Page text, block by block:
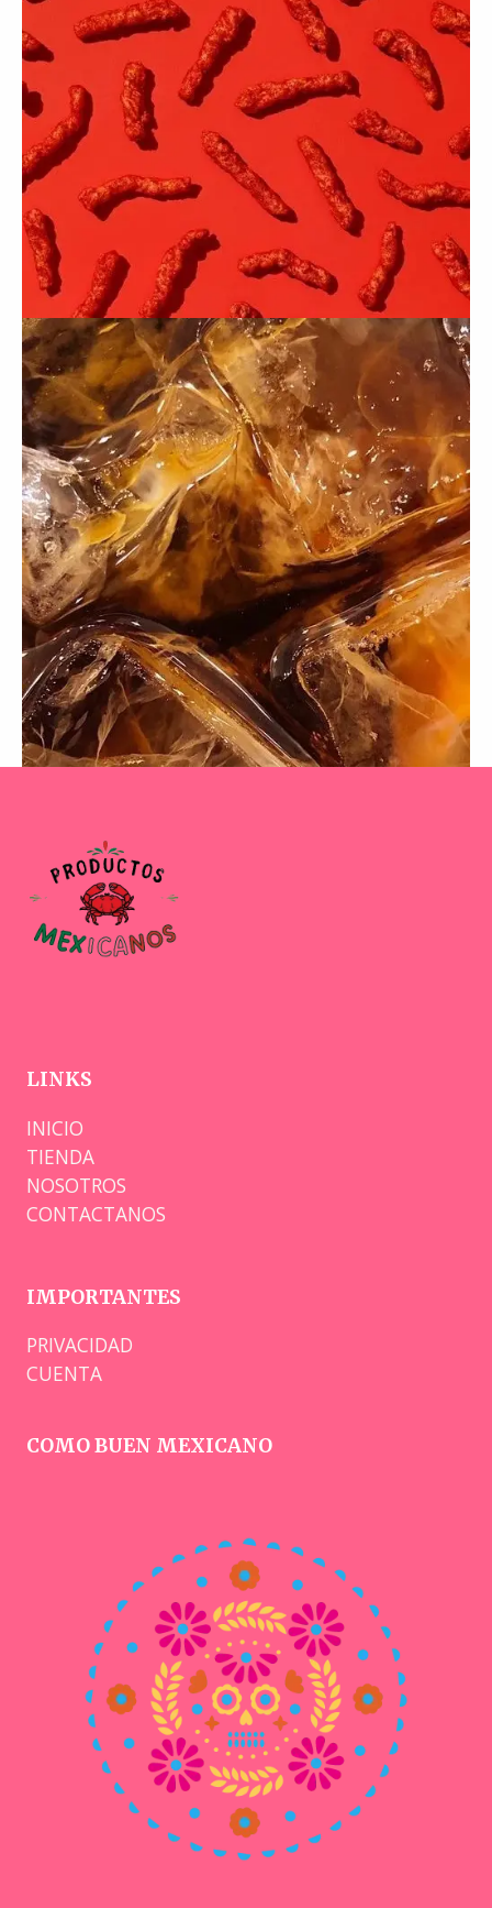
LINKS
INICIO
TIENDA
NOSOTROS
CONTACTANOS
IMPORTANTES
PRIVACIDAD
CUENTA
COMO BUEN MEXICANO